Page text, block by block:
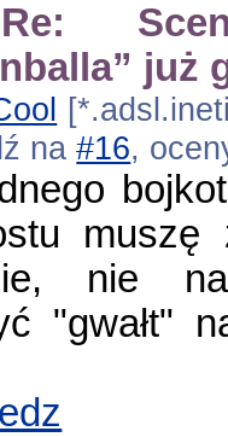
Re:
już
na#16,
nie
"gwałt"